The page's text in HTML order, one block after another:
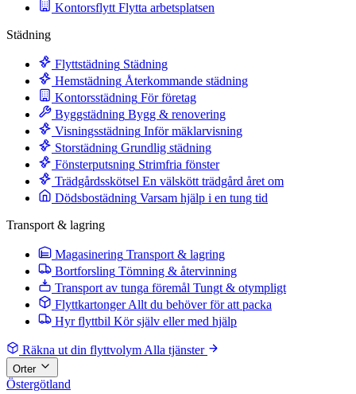
Kontorsflytt Flytta arbetsplatsen
Städning
Flyttstädning Städning
Hemstädning Återkommande städning
Kontorsstädning För företag
Byggstädning Bygg & renovering
Visningsstädning Inför mäklarvisning
Storstädning Grundlig städning
Fönsterputsning Strimfria fönster
Trädgårdsskötsel En välskött trädgård året om
Dödsbostädning Varsam hjälp i en tung tid
Transport & lagring
Magasinering Transport & lagring
Bortforsling Tömning & återvinning
Transport av tunga föremål Tungt & otympligt
Flyttkartonger Allt du behöver för att packa
Hyr flyttbil Kör själv eller med hjälp
Räkna ut din flyttvolym Alla tjänster
Orter
Östergötland